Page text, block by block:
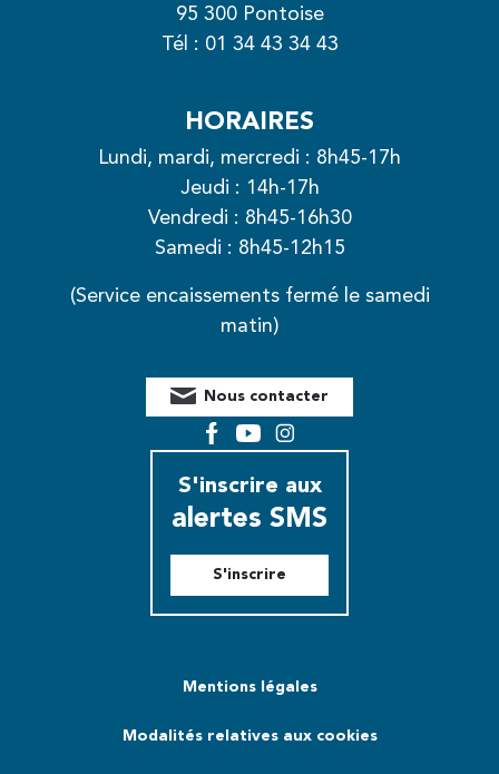
95 300 Pontoise
Tél : 01 34 43 34 43
HORAIRES
Lundi, mardi, mercredi : 8h45-17h
Jeudi : 14h-17h
Vendredi : 8h45-16h30
Samedi : 8h45-12h15
(Service encaissements fermé le samedi
matin)
Nous contacter
FacebookYouTubeInstagram
S'inscrire aux
alertes SMS
S'inscrire
Mentions légales
Modalités relatives aux cookies